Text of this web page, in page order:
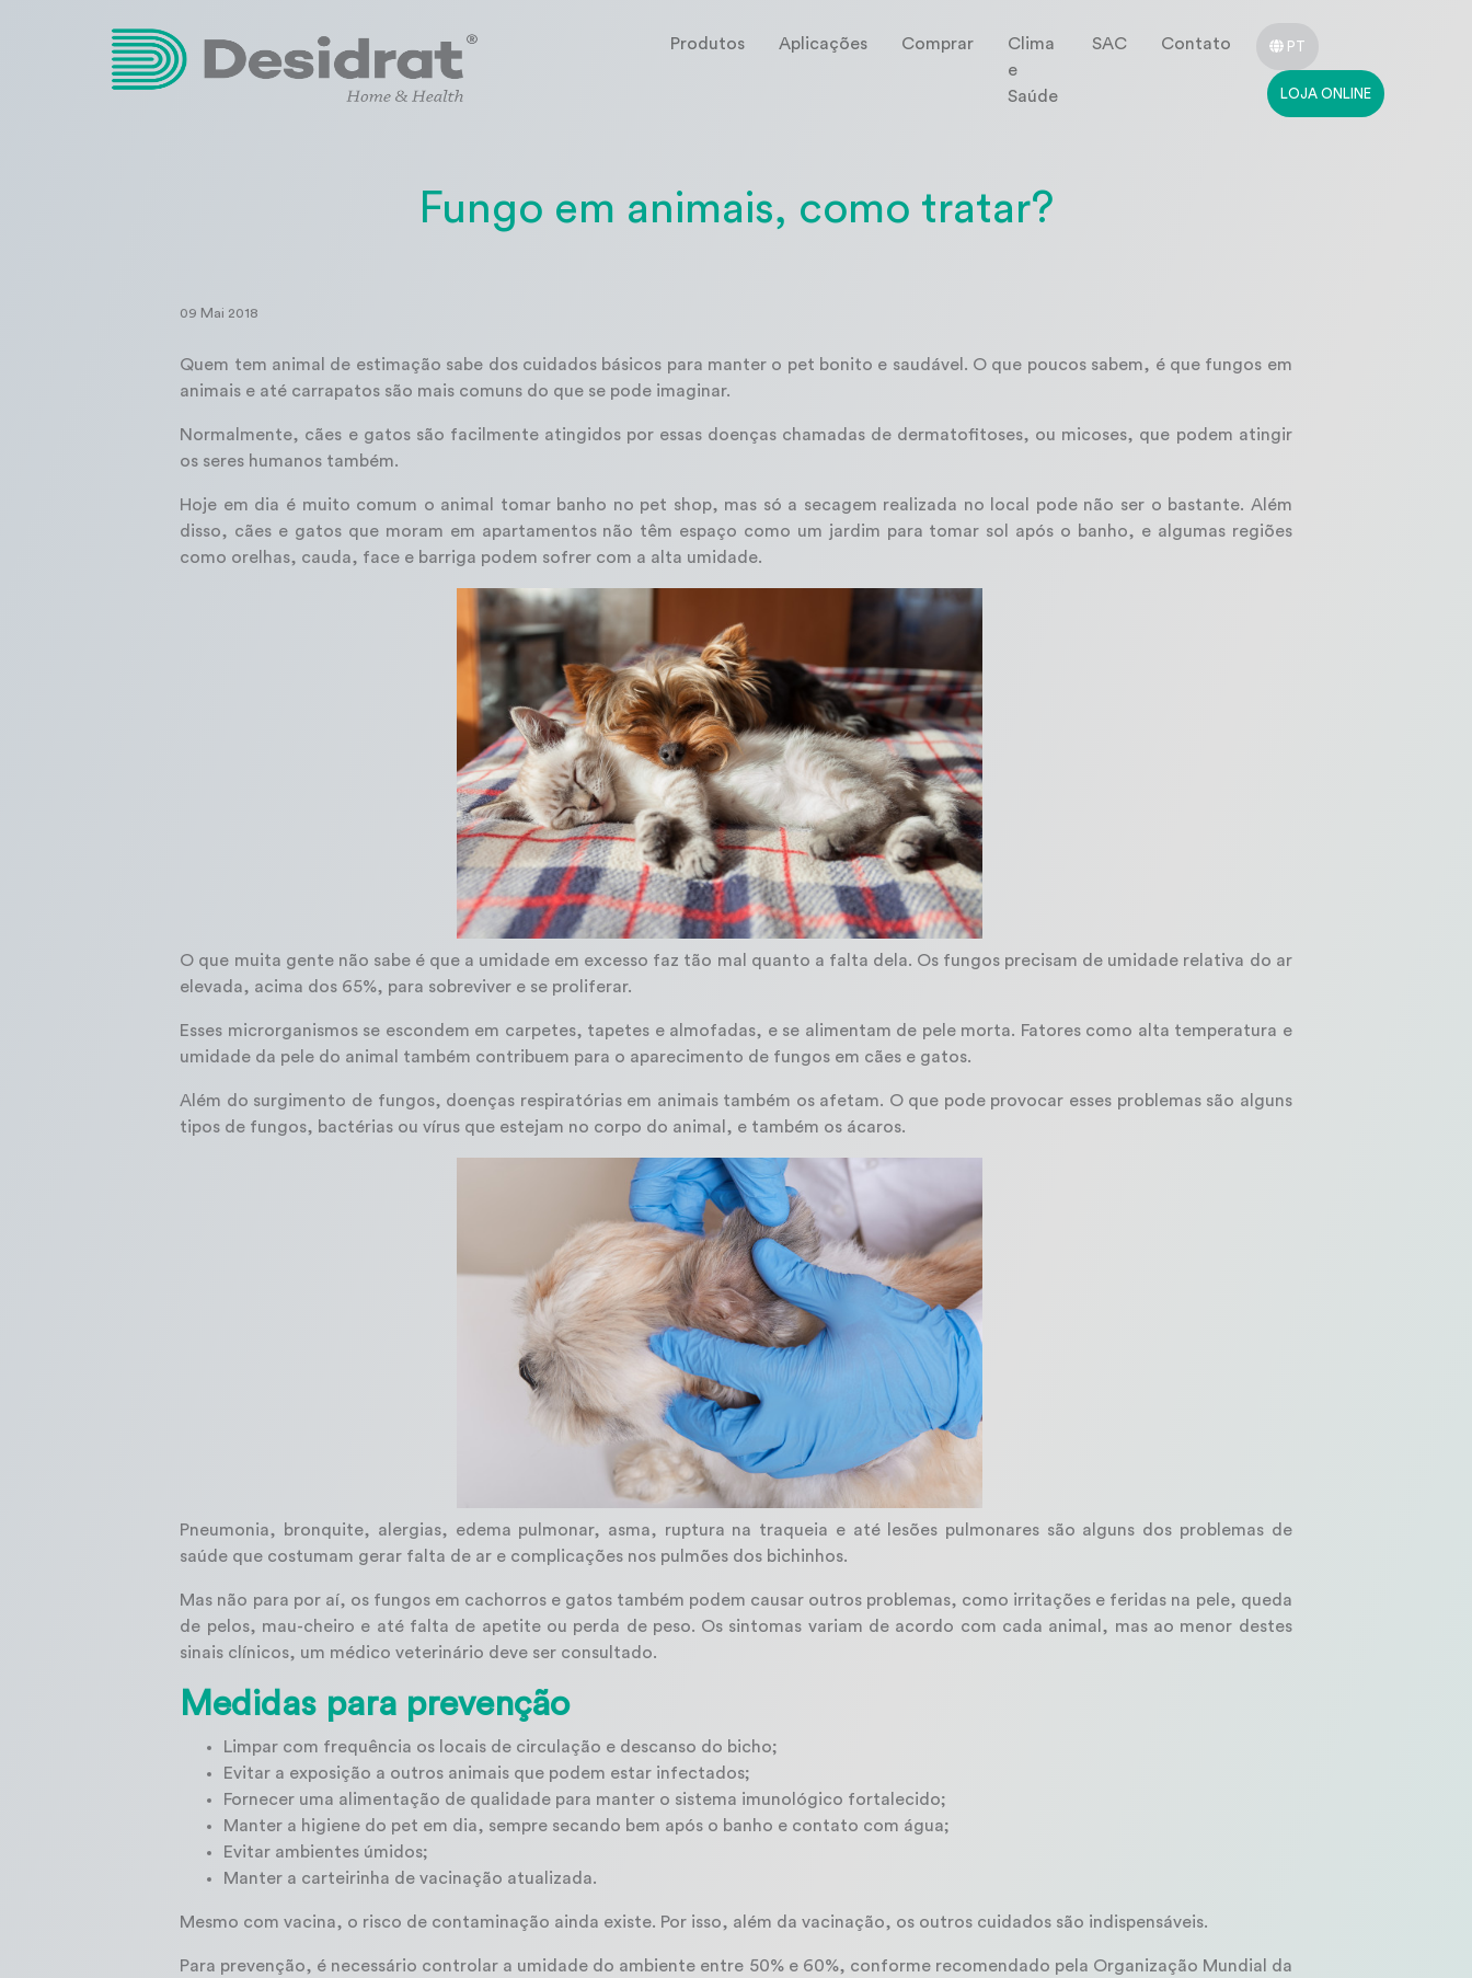
Produtos Aplicações Comprar
Clima
e
Saúde
SAC Contato PT
LOJA ONLINE
Fungo em animais, como tratar?
09 Mai 2018
Quem tem animal de estimação sabe dos cuidados básicos para manter o pet bonito e saudável. O que poucos sabem, é que fungos em
animais e até carrapatos são mais comuns do que se pode imaginar.
Normalmente, cães e gatos são facilmente atingidos por essas doenças chamadas de dermatofitoses, ou micoses, que podem atingir
os seres humanos também.
Hoje em dia é muito comum o animal tomar banho no pet shop, mas só a secagem realizada no local pode não ser o bastante. Além
disso, cães e gatos que moram em apartamentos não têm espaço como um jardim para tomar sol após o banho, e algumas regiões
como orelhas, cauda, face e barriga podem sofrer com a alta umidade.
O que muita gente não sabe é que a umidade em excesso faz tão mal quanto a falta dela. Os fungos precisam de umidade relativa do ar
elevada, acima dos 65%, para sobreviver e se proliferar.
Esses microrganismos se escondem em carpetes, tapetes e almofadas, e se alimentam de pele morta. Fatores como alta temperatura e
umidade da pele do animal também contribuem para o aparecimento de fungos em cães e gatos.
Além do surgimento de fungos, doenças respiratórias em animais também os afetam. O que pode provocar esses problemas são alguns
tipos de fungos, bactérias ou vírus que estejam no corpo do animal, e também os ácaros.
Pneumonia, bronquite, alergias, edema pulmonar, asma, ruptura na traqueia e até lesões pulmonares são alguns dos problemas de
saúde que costumam gerar falta de ar e complicações nos pulmões dos bichinhos.
Mas não para por aí, os fungos em cachorros e gatos também podem causar outros problemas, como irritações e feridas na pele, queda
de pelos, mau-cheiro e até falta de apetite ou perda de peso. Os sintomas variam de acordo com cada animal, mas ao menor destes
sinais clínicos, um médico veterinário deve ser consultado.
Medidas para prevenção
Limpar com frequência os locais de circulação e descanso do bicho;
Evitar a exposição a outros animais que podem estar infectados;
Fornecer uma alimentação de qualidade para manter o sistema imunológico fortalecido;
Manter a higiene do pet em dia, sempre secando bem após o banho e contato com água;
Evitar ambientes úmidos;
Manter a carteirinha de vacinação atualizada.
Mesmo com vacina, o risco de contaminação ainda existe. Por isso, além da vacinação, os outros cuidados são indispensáveis.
Para prevenção, é necessário controlar a umidade do ambiente entre 50% e 60%, conforme recomendado pela Organização Mundial da